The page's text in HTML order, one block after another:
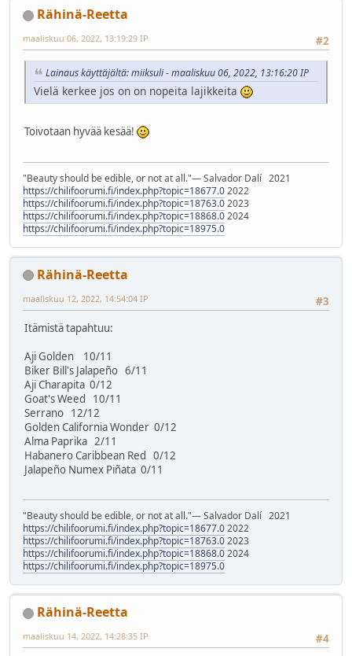
Rähinä-Reetta
#2
maaliskuu 06, 2022, 13:19:29 IP
Lainaus käyttäjältä: miiksuli - maaliskuu 06, 2022, 13:16:20 IP
Vielä kerkee jos on on nopeita lajikkeita
Toivotaan hyvää kesää!
"Beauty should be edible, or not at all."― Salvador Dalí 2021
https://chilifoorumi.fi/index.php?topic=18677.02022
https://chilifoorumi.fi/index.php?topic=18763.02023
https://chilifoorumi.fi/index.php?topic=18868.02024
https://chilifoorumi.fi/index.php?topic=18975.0
Rähinä-Reetta
#3
maaliskuu 12, 2022, 14:54:04 IP
Itämistä tapahtuu:
Aji Golden 10/11
Biker Bill's Jalapeño 6/11
Aji Charapita 0/12
Goat's Weed 10/11
Serrano 12/12
Golden California Wonder 0/12
Alma Paprika 2/11
Habanero Caribbean Red 0/12
Jalapeño Numex Piñata 0/11
"Beauty should be edible, or not at all."― Salvador Dalí 2021
https://chilifoorumi.fi/index.php?topic=18677.02022
https://chilifoorumi.fi/index.php?topic=18763.02023
https://chilifoorumi.fi/index.php?topic=18868.02024
https://chilifoorumi.fi/index.php?topic=18975.0
Rähinä-Reetta
#4
maaliskuu 14, 2022, 14:28:35 IP